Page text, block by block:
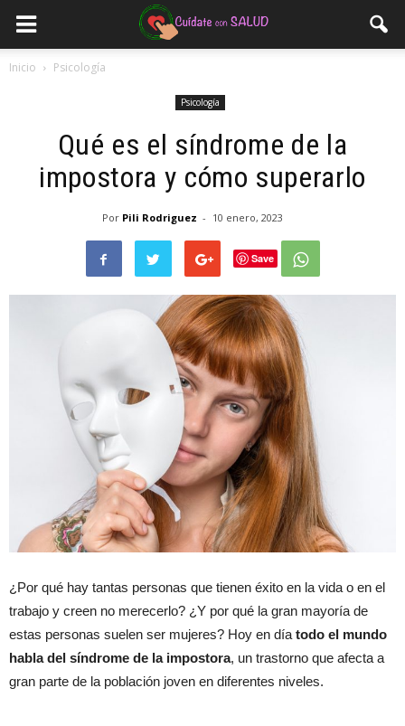
Inicio Psicología
Psicología
Qué es el síndrome de la
impostora y cómo superarlo
Por Pili Rodriguez - 10 enero, 2023
Save
¿Por qué hay tantas personas que tienen éxito en la vida o en el
trabajo y creen no merecerlo? ¿Y por qué la gran mayoría de
estas personas suelen ser mujeres? Hoy en día todo el mundo
habla del síndrome de la impostora, un trastorno que afecta a
gran parte de la población joven en diferentes niveles.